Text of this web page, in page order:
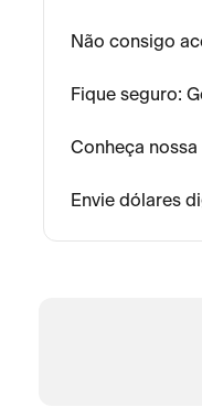
Não consigo
Fique seguro:
Conheça
Envie dólares